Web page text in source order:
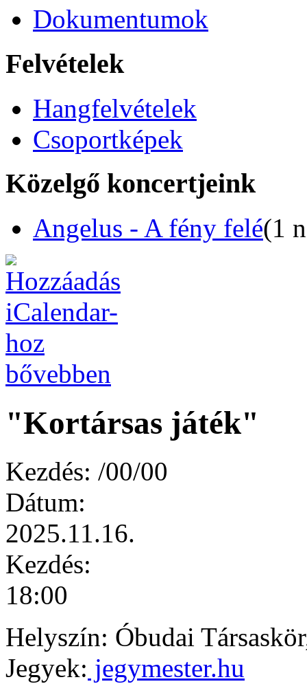
Dokumentumok
Felvételek
Hangfelvételek
Csoportképek
Közelgő koncertjeink
Angelus - A fény felé(1
bővebben
"Kortársas játék"
Kezdés: /00/00
Dátum:
2025.11.16.
Kezdés:
18:00
Helyszín: Óbudai
Jegyek: jegymester.hu